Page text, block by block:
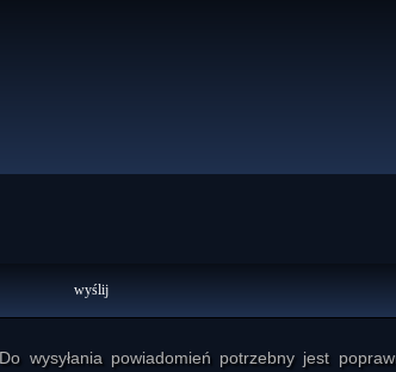
wysyłania powiadomień potrzebny jest